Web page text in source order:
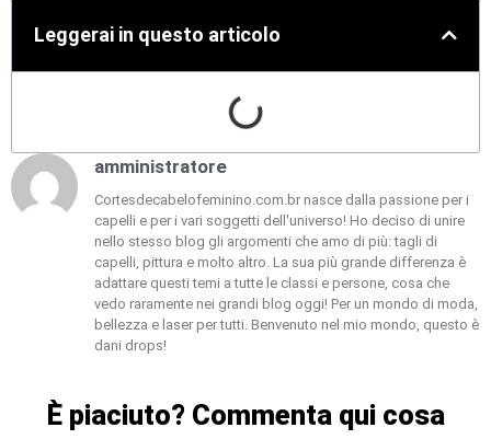
Leggerai in questo articolo
amministratore
Cortesdecabelofeminino.com.br nasce dalla passione per i
capelli e per i vari soggetti dell'universo! Ho deciso di unire
nello stesso blog gli argomenti che amo di più: tagli di
capelli, pittura e molto altro. La sua più grande differenza è
adattare questi temi a tutte le classi e persone, cosa che
vedo raramente nei grandi blog oggi! Per un mondo di moda,
bellezza e laser per tutti. Benvenuto nel mio mondo, questo è
dani drops!
È piaciuto? Commenta qui cosa